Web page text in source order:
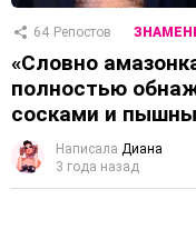
64 Репостов
«Словно
полностью
сосками и
Написала Диана
3 года назад